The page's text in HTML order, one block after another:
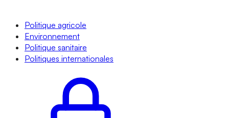
Politique agricole
Environnement
Politique sanitaire
Politiques internationales